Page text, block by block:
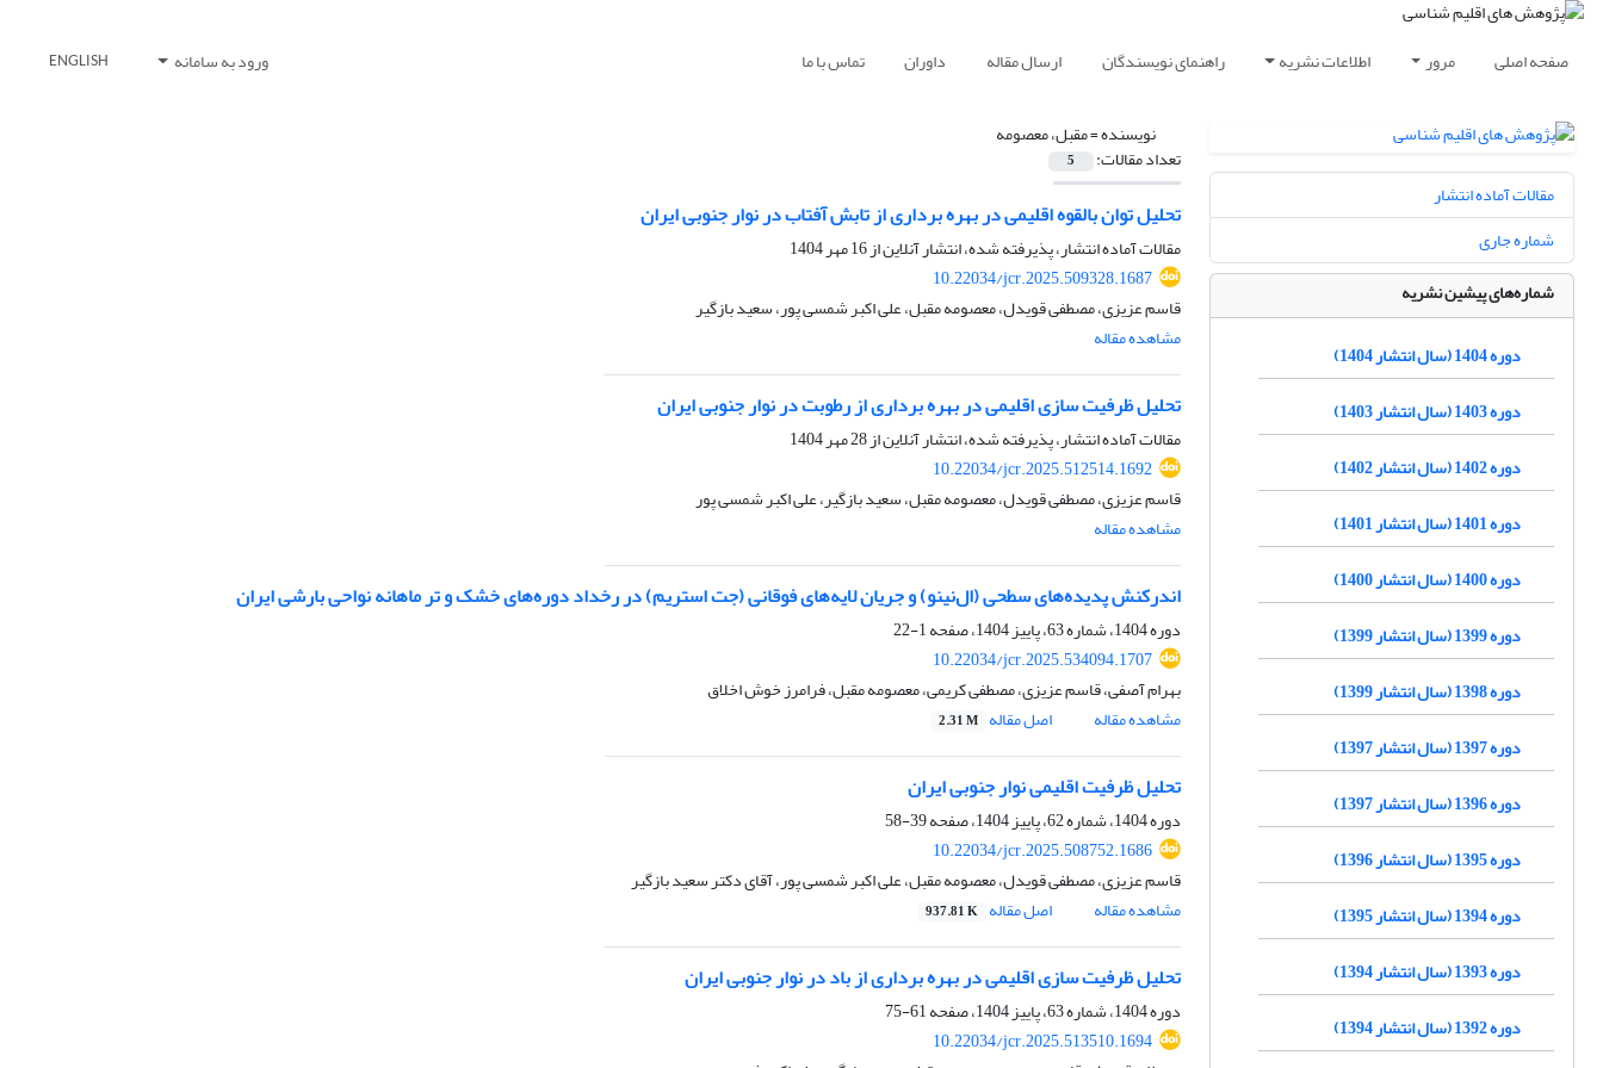
صفحه اصلی مرور اطلاعات نشریه راهنمای نویسندگان ارسال مقاله داوران تماس با ما ورود به سامانه ENGLISH
نویسنده =مقبل، معصومه
تعداد مقالات: 5
تحلیل توان بالقوه اقلیمی در بهره برداری از تابش آفتاب در نوار جنوبی ایران
مقالات آماده انتشار، پذیرفته شده، انتشار آنلاین از16 مهر 1404
10.22034/jcr.2025.509328.1687
قاسم عزیزی، مصطفی قویدل، معصومه مقبل، علی اکبر شمسی پور، سعید بازگیر
مشاهده مقاله
تحلیل ظرفیت سازی اقلیمی در بهره برداری از رطوبت در نوار جنوبی ایران
مقالات آماده انتشار، پذیرفته شده، انتشار آنلاین از28 مهر 1404
10.22034/jcr.2025.512514.1692
قاسم عزیزی، مصطفی قویدل، معصومه مقبل، سعید بازگیر، علی اکبر شمسی پور
مشاهده مقاله
اندرکنش پدیده‌های سطحی (ال‌نینو) و جریان لایه‌های فوقانی (جت استریم) در رخداد دوره‌های خشک و تر ماهانه نواحی بارشی ایران
دوره 1404، شماره 63، پاییز 1404، صفحه
1-22
10.22034/jcr.2025.534094.1707
بهرام آصفی، قاسم عزیزی، مصطفی کریمی، معصومه مقبل، فرامرز خوش اخلاق
مشاهده مقاله
اصل مقاله 2.31 M
تحلیل ظرفیت اقلیمی نوار جنوبی ایران
دوره 1404، شماره 62، پاییز 1404، صفحه
39-58
10.22034/jcr.2025.508752.1686
قاسم عزیزی، مصطفی قویدل، معصومه مقبل، علی اکبر شمسی پور، آقای دکتر سعید بازگیر
مشاهده مقاله
اصل مقاله 937.81 K
تحلیل ظرفیت سازی اقلیمی در بهره برداری از باد در نوار جنوبی ایران
دوره 1404، شماره 63، پاییز 1404، صفحه
61-75
10.22034/jcr.2025.513510.1694
مقالات آماده انتشار
شماره جاری
شماره‌های پیشین نشریه
دوره 1404 (سال انتشار 1404)
دوره 1403 (سال انتشار 1403)
دوره 1402 (سال انتشار 1402)
دوره 1401 (سال انتشار 1401)
دوره 1400 (سال انتشار 1400)
دوره 1399 (سال انتشار 1399)
دوره 1398 (سال انتشار 1399)
دوره 1397 (سال انتشار 1397)
دوره 1396 (سال انتشار 1397)
دوره 1395 (سال انتشار 1396)
دوره 1394 (سال انتشار 1395)
دوره 1393 (سال انتشار 1394)
دوره 1392 (سال انتشار 1394)